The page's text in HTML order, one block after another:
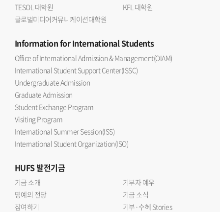
TESOL 대학원
KFL 대학원
글로벌미디어커뮤니케이션대학원
Informationfor International Students
Office of International Admission & Management(OIAM)
International Student Support Center(ISSC)
Undergraduate Admission
Graduate Admission
Student Exchange Program
Visiting Program
International Summer Session(ISS)
International Student Organization(ISO)
HUFS발전기금
기금 소개
기부자 예우
명예의 전당
기금 소식
참여하기
기부·수혜 Stories